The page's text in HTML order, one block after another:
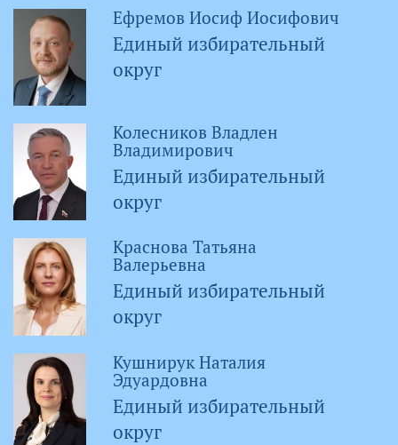
Ефремов Иосиф Иосифович
Единый избирательный
округ
Колесников Владлен
Владимирович
Единый избирательный
округ
Краснова Татьяна
Валерьевна
Единый избирательный
округ
Кушнирук Наталия
Эдуардовна
Единый избирательный
округ